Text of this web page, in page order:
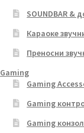
SOUNDBAR &
Караоке
Преносни
Gaming
Gaming
Gaming
Gaming